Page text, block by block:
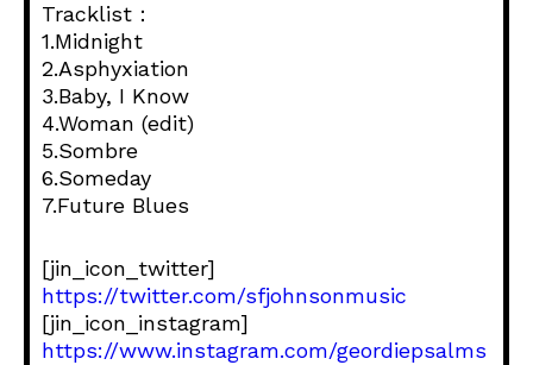
Tracklist：
1.Midnight
2.Asphyxiation
3.Baby, I Know
4.Woman (edit)
5.Sombre
6.Someday
7.Future Blues
[jin_icon_twitter]
https://twitter.com/sfjohnsonmusic
[jin_icon_instagram]
https://www.instagram.com/geordiepsalms